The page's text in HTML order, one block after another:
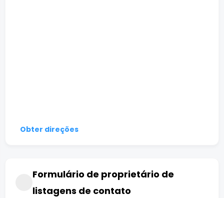
Obter direções
Formulário de proprietário de
listagens de contato